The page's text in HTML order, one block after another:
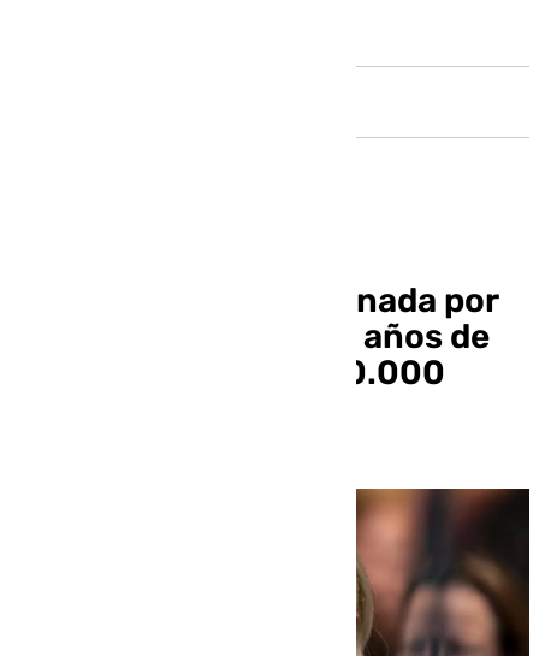
Marine Le Pen, condenada por
malversación: cuatro años de
prisión y multa de 100.000